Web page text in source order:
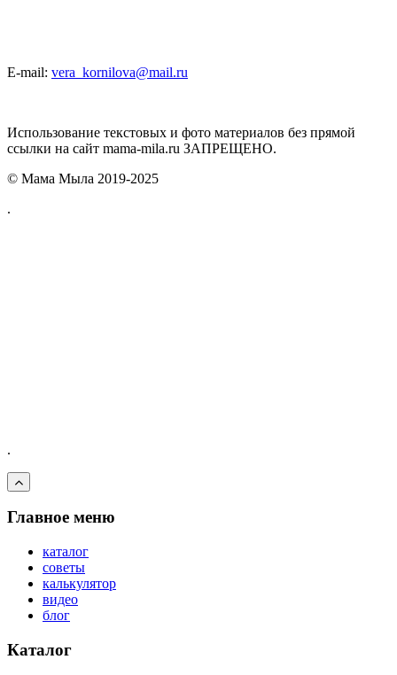
E-mail: vera_kornilova@mail.ru
Использование текстовых и фото материалов без прямой
ссылки на сайт mama-mila.ru ЗАПРЕЩЕНО.
© Мама Мыла 2019-2025
.
.
Главное меню
каталог
советы
калькулятор
видео
блог
Каталог